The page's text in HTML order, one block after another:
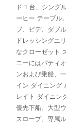
ド 1 台、シング
ーヒー テーブル
ブ、ビデ、ダブ
ドレッシングエ
なクローゼット
ニーにはパティ
ンおよび乗船、
イン ダイニング
レイト ダイニン
優先下船、大型
スローブ、専属